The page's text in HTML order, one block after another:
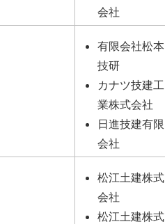
会社
有限会社松本
技研
カナツ技建工
業株式会社
日進技建有限
会社
松江土建株式
会社
松江土建株式